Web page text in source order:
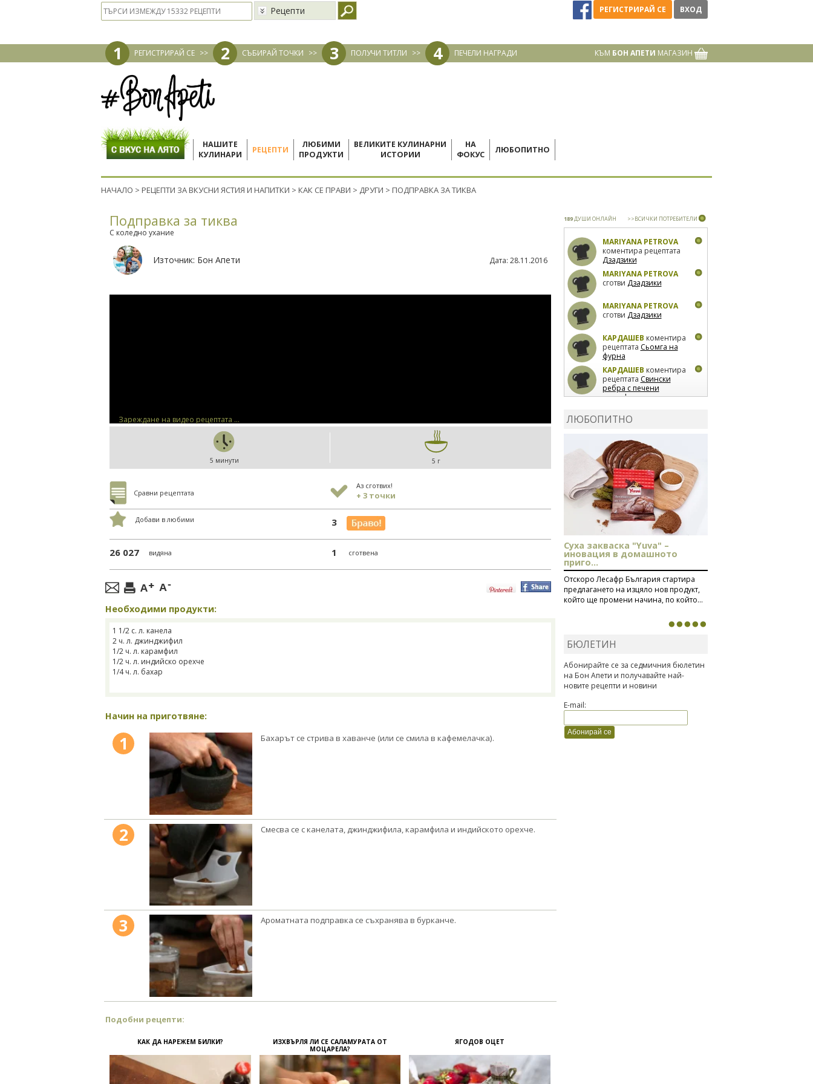
Рецепти РЕГИСТРИРАЙ СЕ ВХОД
1 РЕГИСТРИРАЙ СЕ >> 2 СЪБИРАЙ ТОЧКИ >> 3 ПОЛУЧИ ТИТЛИ >> 4 ПЕЧЕЛИ НАГРАДИ КЪМ БОН АПЕТИ МАГАЗИН
НАШИТЕ
КУЛИНАРИ
РЕЦЕПТИ
ЛЮБИМИ
ПРОДУКТИ
ВЕЛИКИТЕ КУЛИНАРНИ
ИСТОРИИ
НА
ФОКУС
ЛЮБОПИТНО
НАЧАЛО > РЕЦЕПТИ ЗА ВКУСНИ ЯСТИЯ И НАПИТКИ > КАК СЕ ПРАВИ > ДРУГИ > ПОДПРАВКА ЗА ТИКВА
Подправка за тиква
С коледно ухание
Източник: Бон Апети Дата: 28.11.2016
Зареждане на видео рецептата ...
5 минути 5 г
Сравни рецептата
Аз сготвих!
+ 3 точки
Добави в любими 3
26 027 видяна 1 сготвена
Необходими продукти:
1 1/2 с. л. канела
2 ч. л. джинджифил
1/2 ч. л. карамфил
1/2 ч. л. индийско орехче
1/4 ч. л. бахар
Начин на приготвяне:
1 Бахарът се стрива в хаванче (или се смила в кафемелачка).
2 Смесва се с канелата, джинджифила, карамфила и индийското орехче.
3 Ароматната подправка се съхранява в бурканче.
Подобни рецепти:
КАК ДА НАРЕЖЕМ БИЛКИ?
ИЗХВЪРЛЯ ЛИ СЕ САЛАМУРАТА ОТ
МОЦАРЕЛА?
ЯГОДОВ ОЦЕТ
189ДУШИ ОНЛАЙН >>ВСИЧКИ ПОТРЕБИТЕЛИ
MARIYANA PETROVA
коментира рецептата
Дзадзики
MARIYANA PETROVA
сготви Дзадзики
MARIYANA PETROVA
сготви Дзадзики
КАРДАШЕВ коментира
рецептата Сьомга на
фурна
КАРДАШЕВ коментира
рецептата Свински
ребра с печени
картофи
лимон
коментира рецептата
Киноа със зеленчуци
ЛЮБОПИТНО
Суха закваска "Yuva" –
иновация в домашното
приго...
Отскоро Лесафр България стартира
предлагането на изцяло нов продукт,
който ще промени начина, по който...
БЮЛЕТИН
Абонирайте се за седмичния бюлетин
на Бон Апети и получавайте най-
новите рецепти и новини
E-mail: